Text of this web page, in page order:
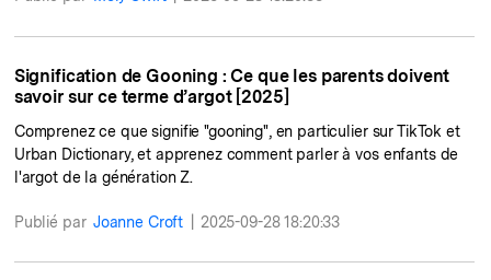
Signification de Gooning : Ce que les parents doivent
savoir sur ce terme d’argot [2025]
Comprenez ce que signifie "gooning", en particulier sur TikTok et
Urban Dictionary, et apprenez comment parler à vos enfants de
l'argot de la génération Z.
Publié par Joanne Croft 2025-09-28 18:20:33